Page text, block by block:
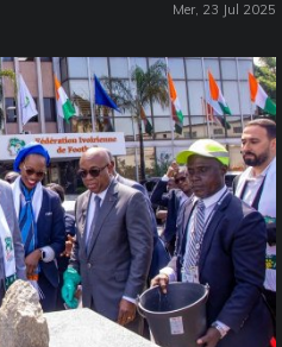
Mer, 23 Jul 2025